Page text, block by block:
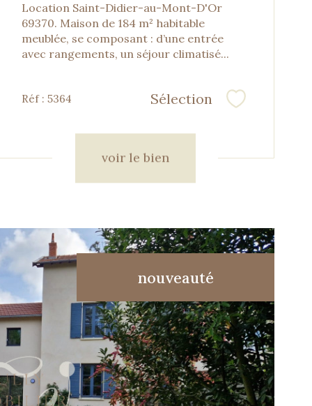
Location Saint-Didier-au-Mont-D'Or
69370. Maison de 184 m² habitable
meublée, se composant : d’une entrée
avec rangements, un séjour climatisé...
Réf : 5364 Sélection Sélectionner
voir le bien
nouveauté